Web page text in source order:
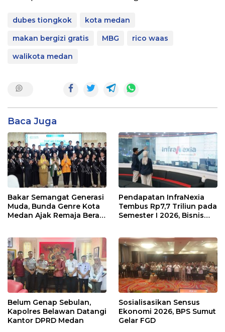
dubes tiongkok
kota medan
makan bergizi gratis
MBG
rico waas
walikota medan
Baca Juga
Bakar Semangat Generasi
Muda, Bunda Genre Kota
Medan Ajak Remaja Berani
Pendapatan InfraNexia
Tembus Rp7,7 Triliun pada
Semester I 2026, Bisnis
Belum Genap Sebulan,
Kapolres Belawan Datangi
Kantor DPRD Medan
Sosialisasikan Sensus
Ekonomi 2026, BPS Sumut
Gelar FGD